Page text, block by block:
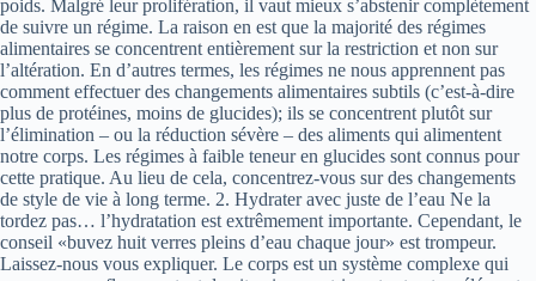
poids. Malgré leur prolifération, il vaut mieux s’abstenir complètement
de suivre un régime. La raison en est que la majorité des régimes
alimentaires se concentrent entièrement sur la restriction et non sur
l’altération. En d’autres termes, les régimes ne nous apprennent pas
comment effectuer des changements alimentaires subtils (c’est-à-dire
plus de protéines, moins de glucides); ils se concentrent plutôt sur
l’élimination – ou la réduction sévère – des aliments qui alimentent
notre corps. Les régimes à faible teneur en glucides sont connus pour
cette pratique. Au lieu de cela, concentrez-vous sur des changements
de style de vie à long terme. 2. Hydrater avec juste de l’eau Ne la
tordez pas… l’hydratation est extrêmement importante. Cependant, le
conseil «buvez huit verres pleins d’eau chaque jour» est trompeur.
Laissez-nous vous expliquer. Le corps est un système complexe qui